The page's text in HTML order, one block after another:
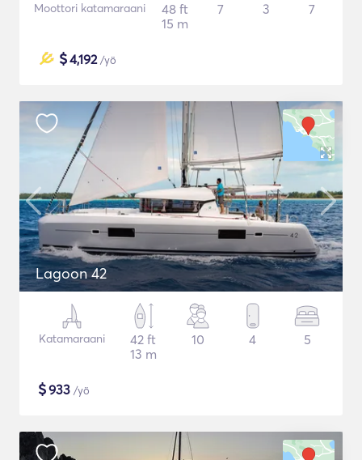
Moottori katamaraani
48 ft
15 m
7 3 7
$4,192/yö
Lagoon 42
Katamaraani
42 ft
13 m
10 4 5
$933 /yö